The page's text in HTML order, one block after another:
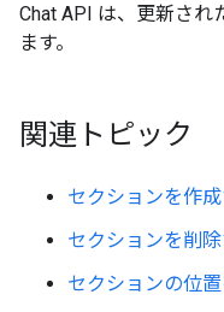
Chat API は、更新され
ます。
関連トピック
セクションを作
セクションを削
セクションの位